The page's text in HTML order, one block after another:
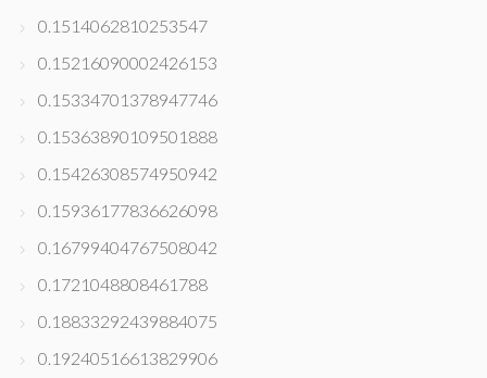
0.1514062810253547
0.15216090002426153
0.15334701378947746
0.15363890109501888
0.15426308574950942
0.15936177836626098
0.16799404767508042
0.1721048808461788
0.18833292439884075
0.19240516613829906